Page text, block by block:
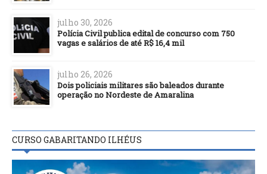
julho 30, 2026
Polícia Civil publica edital de concurso com 750
vagas e salários de até R$ 16,4 mil
julho 26, 2026
Dois policiais militares são baleados durante
operação no Nordeste de Amaralina
CURSO GABARITANDO ILHÉUS